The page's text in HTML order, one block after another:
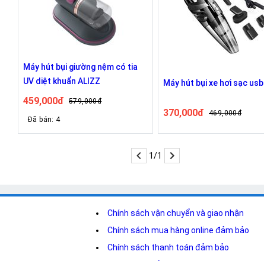
Máy hút bụi giường nệm có tia
UV diệt khuẩn ALIZZ
459,000đ 579,000đ
Đã bán: 4
Máy hút bụi xe hơi sạc usb
370,000đ 469,000đ
1/1
Chính sách vận chuyển và giao nhận
Chính sách mua hàng online đảm bảo
Chính sách thanh toán đảm bảo